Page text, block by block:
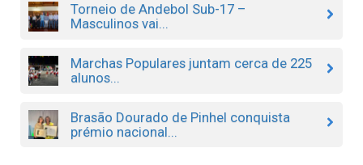
Torneio de Andebol Sub-17 –
Masculinos vai...
Marchas Populares juntam cerca de 225
alunos...
Brasão Dourado de Pinhel conquista
prémio nacional...